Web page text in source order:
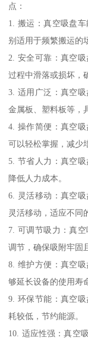
点：
1. 搬运：真空吸盘
别适用于频繁搬运的
2. 安全可靠：真空
过程中滑落或损坏，
3. 适用广泛：真空
金属板、塑料板等，
4. 操作简便：真空
可以轻松掌握，减少
5. 节省人力：真空
降低人力成本。
6. 灵活移动：真空
灵活移动，适应不同
7. 可调节吸力：真
调节，确保吸附牢固
8. 维护方便：真空
够延长设备的使用寿
9. 环保节能：真空
耗较低，节约能源。
10. 适应性强：真空